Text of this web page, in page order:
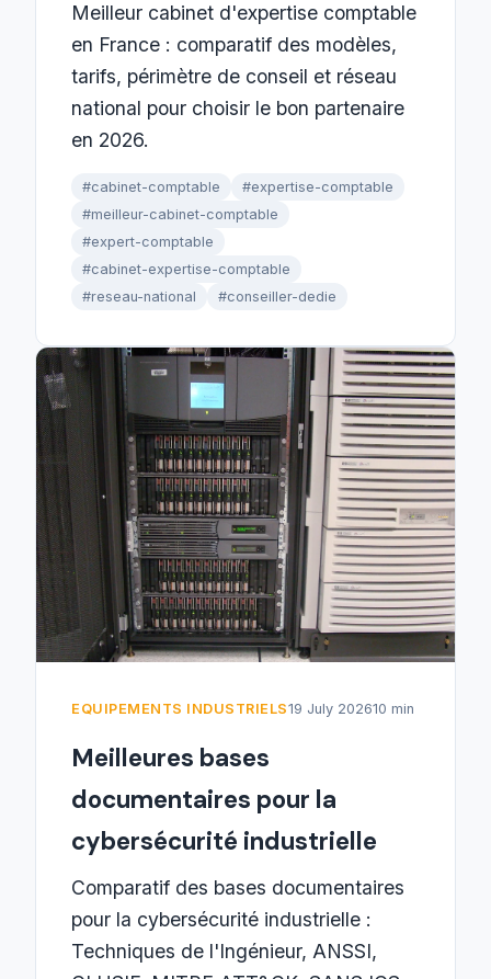
Meilleur cabinet d'expertise comptable
en France : comparatif des modèles,
tarifs, périmètre de conseil et réseau
national pour choisir le bon partenaire
en 2026.
#cabinet-comptable
#expertise-comptable
#meilleur-cabinet-comptable
#expert-comptable
#cabinet-expertise-comptable
#reseau-national
#conseiller-dedie
EQUIPEMENTS INDUSTRIELS19 July 202610 min
Meilleures bases
documentaires pour la
cybersécurité industrielle
Comparatif des bases documentaires
pour la cybersécurité industrielle :
Techniques de l'Ingénieur, ANSSI,